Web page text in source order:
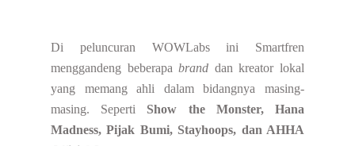
Di peluncuran WOWLabs ini Smartfren
menggandeng beberapabrand dan kreator lokal
yang memang ahli dalam bidangnya masing-
masing. Seperti Show the Monster, Hana
Madness, Pijak Bumi, Stayhoops, dan AHHA